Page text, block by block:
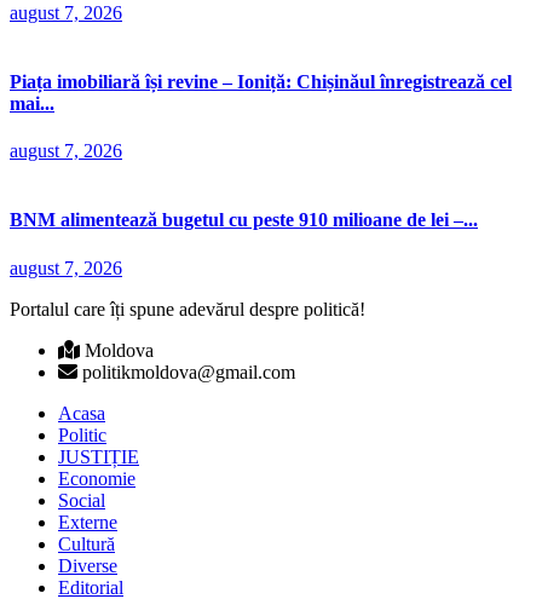
august 7, 2026
Piața imobiliară își revine – Ioniță: Chișinăul înregistrează cel
mai...
august 7, 2026
BNM alimentează bugetul cu peste 910 milioane de lei –...
august 7, 2026
Portalul care îți spune adevărul despre politică!
Moldova
politikmoldova@gmail.com
Acasa
Politic
JUSTIȚIE
Economie
Social
Externe
Cultură
Diverse
Editorial